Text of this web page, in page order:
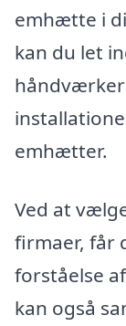
emhætte i
kan du let
emhætter.
Ved at
firmaer, får
forståelse
kan også